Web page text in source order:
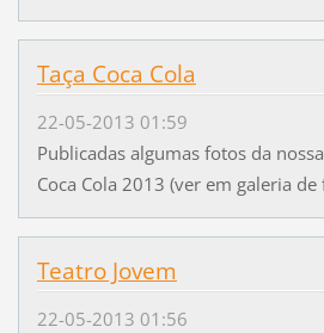
Taça Coca Cola
22-05-2013 01:59
Publicadas algumas fotos da
Coca Cola 2013 (ver em galeria
Teatro Jovem
22-05-2013 01:56